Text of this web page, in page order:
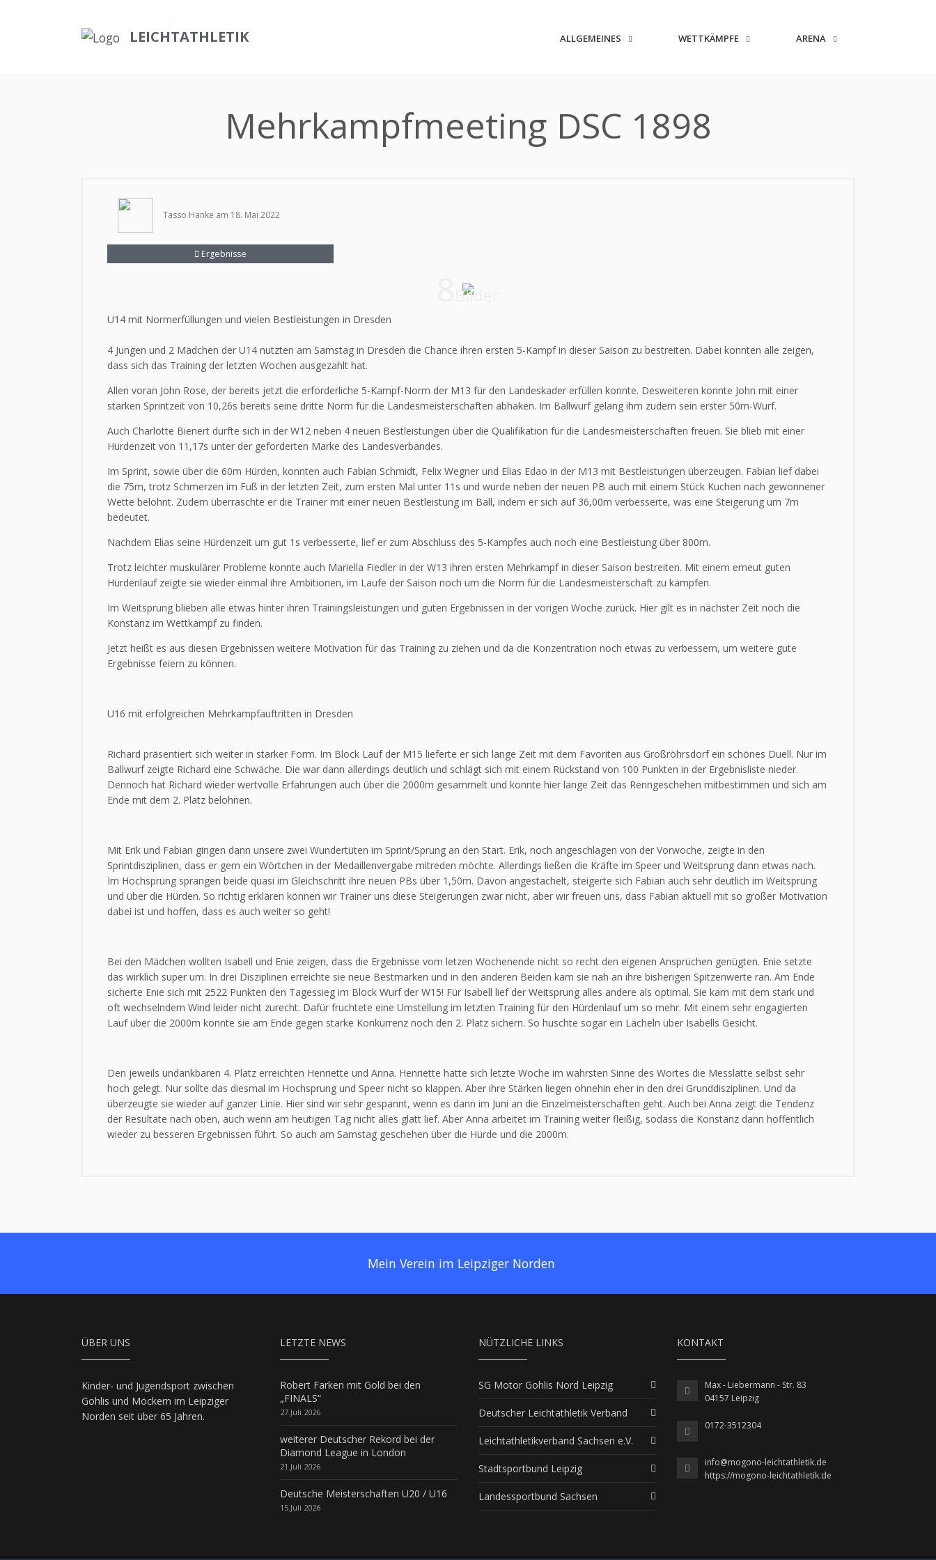
LEICHTATHLETIK ALLGEMEINES WETTKÄMPFE ARENA
Mehrkampfmeeting DSC 1898
Tasso Hanke am 18. Mai 2022
Ergebnisse
Bilder
U14 mit Normerfüllungen und vielen Bestleistungen in Dresden
4 Jungen und 2 Mädchen der U14 nutzten am Samstag in Dresden die Chance ihren ersten 5-Kampf in dieser Saison zu bestreiten. Dabei konnten alle zeigen,
dass sich das Training der letzten Wochen ausgezahlt hat.
Allen voran John Rose, der bereits jetzt die erforderliche 5-Kampf-Norm der M13 für den Landeskader erfüllen konnte. Desweiteren konnte John mit einer
starken Sprintzeit von 10,26s bereits seine dritte Norm für die Landesmeisterschaften abhaken. Im Ballwurf gelang ihm zudem sein erster 50m-Wurf.
Auch Charlotte Bienert durfte sich in der W12 neben 4 neuen Bestleistungen über die Qualifikation für die Landesmeisterschaften freuen. Sie blieb mit einer
Hürdenzeit von 11,17s unter der geforderten Marke des Landesverbandes.
Im Sprint, sowie über die 60m Hürden, konnten auch Fabian Schmidt, Felix Wegner und Elias Edao in der M13 mit Bestleistungen überzeugen. Fabian lief dabei
die 75m, trotz Schmerzen im Fuß in der letzten Zeit, zum ersten Mal unter 11s und wurde neben der neuen PB auch mit einem Stück Kuchen nach gewonnener
Wette belohnt. Zudem überraschte er die Trainer mit einer neuen Bestleistung im Ball, indem er sich auf 36,00m verbesserte, was eine Steigerung um 7m
bedeutet.
Nachdem Elias seine Hürdenzeit um gut 1s verbesserte, lief er zum Abschluss des 5-Kampfes auch noch eine Bestleistung über 800m.
Trotz leichter muskulärer Probleme konnte auch Mariella Fiedler in der W13 ihren ersten Mehrkampf in dieser Saison bestreiten. Mit einem erneut guten
Hürdenlauf zeigte sie wieder einmal ihre Ambitionen, im Laufe der Saison noch um die Norm für die Landesmeisterschaft zu kämpfen.
Im Weitsprung blieben alle etwas hinter ihren Trainingsleistungen und guten Ergebnissen in der vorigen Woche zurück. Hier gilt es in nächster Zeit noch die
Konstanz im Wettkampf zu finden.
Jetzt heißt es aus diesen Ergebnissen weitere Motivation für das Training zu ziehen und da die Konzentration noch etwas zu verbessern, um weitere gute
Ergebnisse feiern zu können.
U16 mit erfolgreichen Mehrkampfauftritten in Dresden
Richard präsentiert sich weiter in starker Form. Im Block Lauf der M15 lieferte er sich lange Zeit mit dem Favoriten aus Großröhrsdorf ein schönes Duell. Nur im
Ballwurf zeigte Richard eine Schwäche. Die war dann allerdings deutlich und schlägt sich mit einem Rückstand von 100 Punkten in der Ergebnisliste nieder.
Dennoch hat Richard wieder wertvolle Erfahrungen auch über die 2000m gesammelt und konnte hier lange Zeit das Renngeschehen mitbestimmen und sich am
Ende mit dem 2. Platz belohnen.
Mit Erik und Fabian gingen dann unsere zwei Wundertüten im Sprint/Sprung an den Start. Erik, noch angeschlagen von der Vorwoche, zeigte in den
Sprintdisziplinen, dass er gern ein Wörtchen in der Medaillenvergabe mitreden möchte. Allerdings ließen die Kräfte im Speer und Weitsprung dann etwas nach.
Im Hochsprung sprangen beide quasi im Gleichschritt ihre neuen PBs über 1,50m. Davon angestachelt, steigerte sich Fabian auch sehr deutlich im Weitsprung
und über die Hürden. So richtig erklären können wir Trainer uns diese Steigerungen zwar nicht, aber wir freuen uns, dass Fabian aktuell mit so großer Motivation
dabei ist und hoffen, dass es auch weiter so geht!
Bei den Mädchen wollten Isabell und Enie zeigen, dass die Ergebnisse vom letzen Wochenende nicht so recht den eigenen Ansprüchen genügten. Enie setzte
das wirklich super um. In drei Disziplinen erreichte sie neue Bestmarken und in den anderen Beiden kam sie nah an ihre bisherigen Spitzenwerte ran. Am Ende
sicherte Enie sich mit 2522 Punkten den Tagessieg im Block Wurf der W15! Für Isabell lief der Weitsprung alles andere als optimal. Sie kam mit dem stark und
oft wechselndem Wind leider nicht zurecht. Dafür fruchtete eine Umstellung im letzten Training für den Hürdenlauf um so mehr. Mit einem sehr engagierten
Lauf über die 2000m konnte sie am Ende gegen starke Konkurrenz noch den 2. Platz sichern. So huschte sogar ein Lächeln über Isabells Gesicht.
Den jeweils undankbaren 4. Platz erreichten Henriette und Anna. Henriette hatte sich letzte Woche im wahrsten Sinne des Wortes die Messlatte selbst sehr
hoch gelegt. Nur sollte das diesmal im Hochsprung und Speer nicht so klappen. Aber ihre Stärken liegen ohnehin eher in den drei Grunddisziplinen. Und da
überzeugte sie wieder auf ganzer Linie. Hier sind wir sehr gespannt, wenn es dann im Juni an die Einzelmeisterschaften geht. Auch bei Anna zeigt die Tendenz
der Resultate nach oben, auch wenn am heutigen Tag nicht alles glatt lief. Aber Anna arbeitet im Training weiter fleißig, sodass die Konstanz dann hoffentlich
wieder zu besseren Ergebnissen führt. So auch am Samstag geschehen über die Hürde und die 2000m.
Mein Verein im Leipziger Norden
ÜBER UNS
Kinder- und Jugendsport zwischen
Gohlis und Möckern im Leipziger
Norden seit über 65 Jahren.
LETZTE NEWS
Robert Farken mit Gold bei den
„FINALS“
27.Juli 2026
weiterer Deutscher Rekord bei der
Diamond League in London
21.Juli 2026
Deutsche Meisterschaften U20 / U16
15.Juli 2026
NÜTZLICHE LINKS
SG Motor Gohlis Nord Leipzig
Deutscher Leichtathletik Verband
Leichtathletikverband Sachsen e.V.
Stadtsportbund Leipzig
Landessportbund Sachsen
KONTAKT
Max - Liebermann - Str. 83
04157 Leipzig
0172-3512304
info@mogono-leichtathletik.de
https://mogono-leichtathletik.de